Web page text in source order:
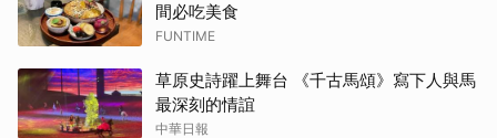
間必吃美食
FUNTIME
草原史詩躍上舞台 《千古馬頌》寫下人與馬
最深刻的情誼
中華日報